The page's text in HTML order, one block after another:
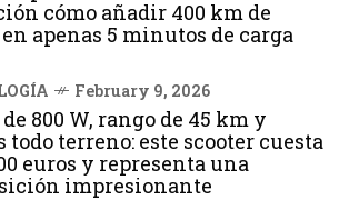
cómo añadir 400 km de
apenas 5 minutos de carga
February 9, 2026
800 W, rango de 45 km y
todo terreno: este scooter cuesta
euros y representa una
impresionante